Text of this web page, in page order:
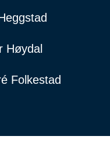
Høydal
Folkestad